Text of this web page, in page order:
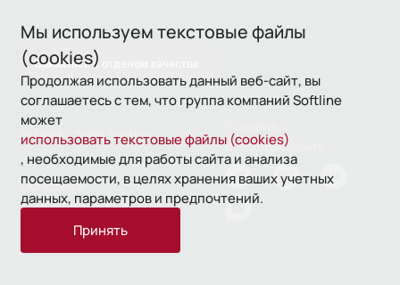
Мы используем текстовые файлы
(cookies)
Продолжая использовать данный веб-сайт, вы
соглашаетесь с тем, что группа компаний Softline
может
использовать текстовые файлы (cookies)
, необходимые для работы сайта и анализа
посещаемости, в целях хранения ваших учетных
данных, параметров и предпочтений.
Принять
Связаться с отделом качества
© 1993—2026 Softline
использования
Политика
конфиденциальности